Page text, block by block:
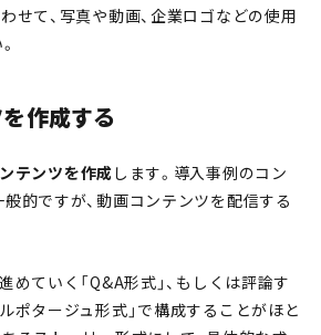
せて、写真や動画、企業ロゴなどの使用
作成する
テンツを作成 します。導入事例のコン
的ですが、動画コンテンツを配信する
めていく「Q&A形式」、もしくは評論す
ポタージュ形式」で構成することがほと